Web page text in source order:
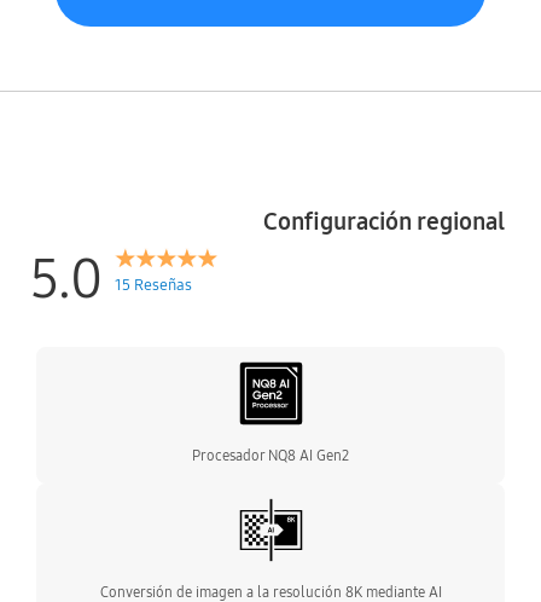
Configuración regional
5.0 15 Reseñas
Procesador NQ8 AI Gen2
Conversión de imagen a la resolución 8K mediante AI